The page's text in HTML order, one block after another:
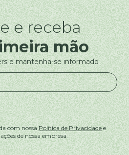
e receba
mão
e mantenha-se informado
com nossaPolítica de Privacidadee
de nossa empresa.